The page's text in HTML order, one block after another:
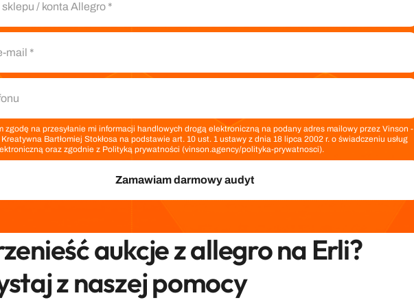
zgodę na przesyłanie mi informacji handlowych drogą elektroniczną na podany adres mailowy przez Vinson -
Bartłomiej Stokłosa na podstawie art. 10 ust. 1 ustawy z dnia 18 lipca 2002 r. o świadczeniu usług
oraz zgodnie z Polityką prywatności (vinson.agency/polityka-prywatnosci).
aukcje z allegro na Erli?
z naszej pomocy